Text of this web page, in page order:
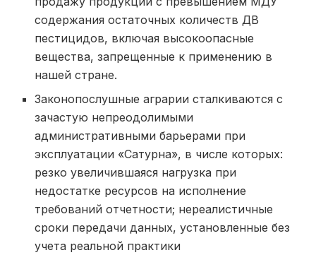
содержания остаточных количеств ДВ
пестицидов, включая высокоопасные
вещества, запрещенные к применению в
нашей стране.
Законопослушные аграрии сталкиваются с
зачастую непреодолимыми
административными барьерами при
эксплуатации «Сатурна», в числе которых:
резко увеличившаяся нагрузка при
недостатке ресурсов на исполнение
требований отчетности; нереалистичные
сроки передачи данных, установленные без
учета реальной практики